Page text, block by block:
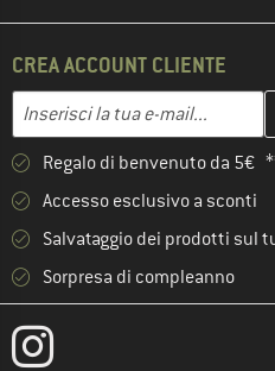
CREA ACCOUNT CLIENTE
Indirizzo e-mail
Inserisci qui il tuo indirizzo e-
Regalo di benvenuto da 5€
Accesso esclusivo a sconti
Salvataggio dei prodotti sul
Sorpresa di compleanno